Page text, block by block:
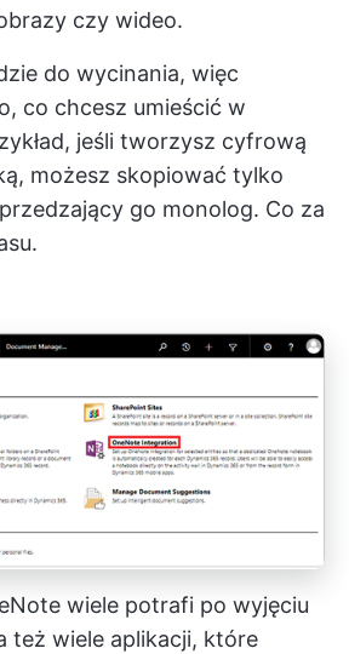
czy wideo.
do wycinania, więc
co chcesz umieścić w
jeśli tworzysz cyfrową
możesz skopiować tylko
go monolog. Co za
wiele potrafi po wyjęciu
też wiele aplikacji, które